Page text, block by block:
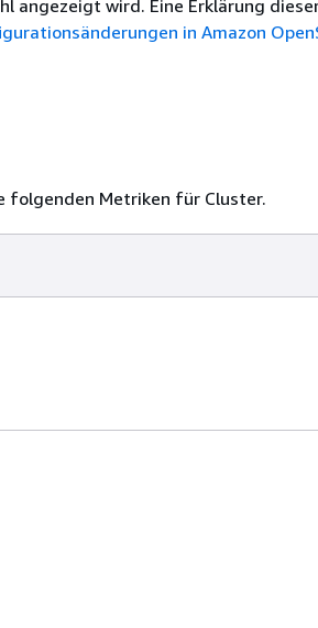
angezeigt wird. Eine Erklärung
in Amazon
folgenden Metriken für Cluster.